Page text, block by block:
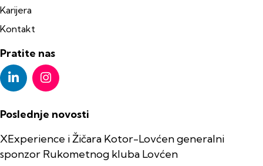
Karijera
Kontakt
Pratite nas
Poslednje novosti
XExperience i Žičara Kotor-Lovćen generalni
sponzor Rukometnog kluba Lovćen